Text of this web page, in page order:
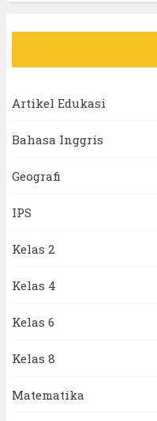
Artikel Edukasi
Bahasa Inggris
Geografi
IPS
Kelas 2
Kelas 4
Kelas 6
Kelas 8
Matematika